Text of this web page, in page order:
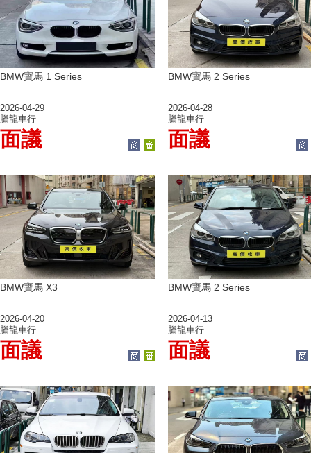
BMW寶馬 1 Series
2026-04-29
騰龍車行
面議
BMW寶馬 2 Series
2026-04-28
騰龍車行
面議
BMW寶馬 X3
2026-04-20
騰龍車行
面議
BMW寶馬 2 Series
2026-04-13
騰龍車行
面議